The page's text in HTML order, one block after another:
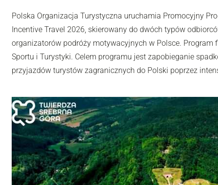
Polska Organizacja Turystyczna uruchamia Promocyjny
Incentive Travel 2026, skierowany do dwóch typów
organizatorów podróży motywacyjnych w Polsce.
Sportu i Turystyki. Celem programu jest zapobieganie
przyjazdów turystów zagranicznych do Polski poprzez